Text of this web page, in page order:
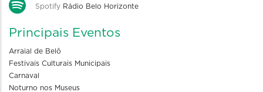
Spotify Rádio Belo Horizonte
Principais Eventos
Arraial de Belô
Festivais Culturais Municipais
Carnaval
Noturno nos Museus